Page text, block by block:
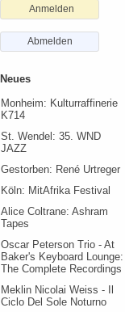
Anmelden
Abmelden
Neues
Monheim: Kulturraffinerie
K714
St. Wendel: 35. WND
JAZZ
Gestorben: René Urtreger
Köln: MitAfrika Festival
Alice Coltrane: Ashram
Tapes
Oscar Peterson Trio - At
Baker's Keyboard Lounge:
The Complete Recordings
Meklin Nicolai Weiss - Il
Ciclo Del Sole Noturno